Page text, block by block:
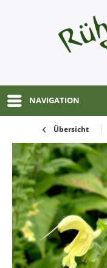
NAVIGATION
Übersicht